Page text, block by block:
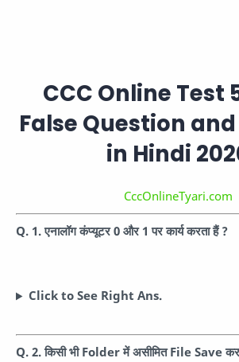
CCC Online Test
False Question
in Hindi
CccOnlineTyari.com
Q. 1. एनालॉग कंप्यूटर 0 और 1 पर कार्य करता हैं ?
Click to See Right Ans.
Q. 2. किसी भी Folder में असीमित File Save